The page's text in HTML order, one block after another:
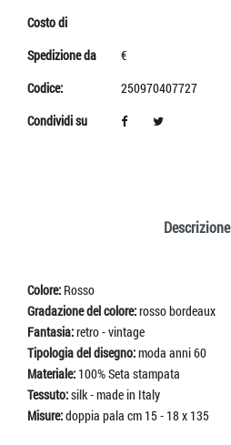
Costo di
Spedizione da
€
Codice:
250970407727
Condividi su
Descrizione
Colore: Rosso
Gradazione del colore:rosso bordeaux
Fantasia:retro - vintage
Tipologia del disegno:moda anni 60
Materiale: 100% Seta stampata
Tessuto:silk - made in Italy
Misure:doppia pala cm 15 - 18 x 135